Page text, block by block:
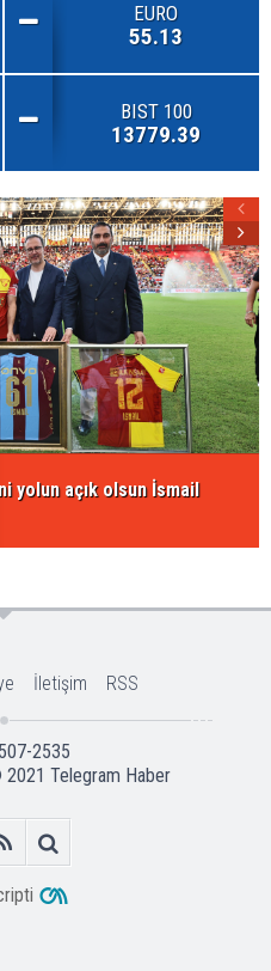
EURO
55.13
BIST 100
13779.39
yolun açık olsun İsmail
İletişim RSS
2535
2021 Telegram Haber